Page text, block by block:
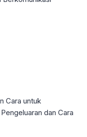
Cara untuk
dan Cara